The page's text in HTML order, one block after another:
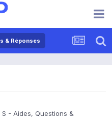
& Réponses
- Aides, Questions &